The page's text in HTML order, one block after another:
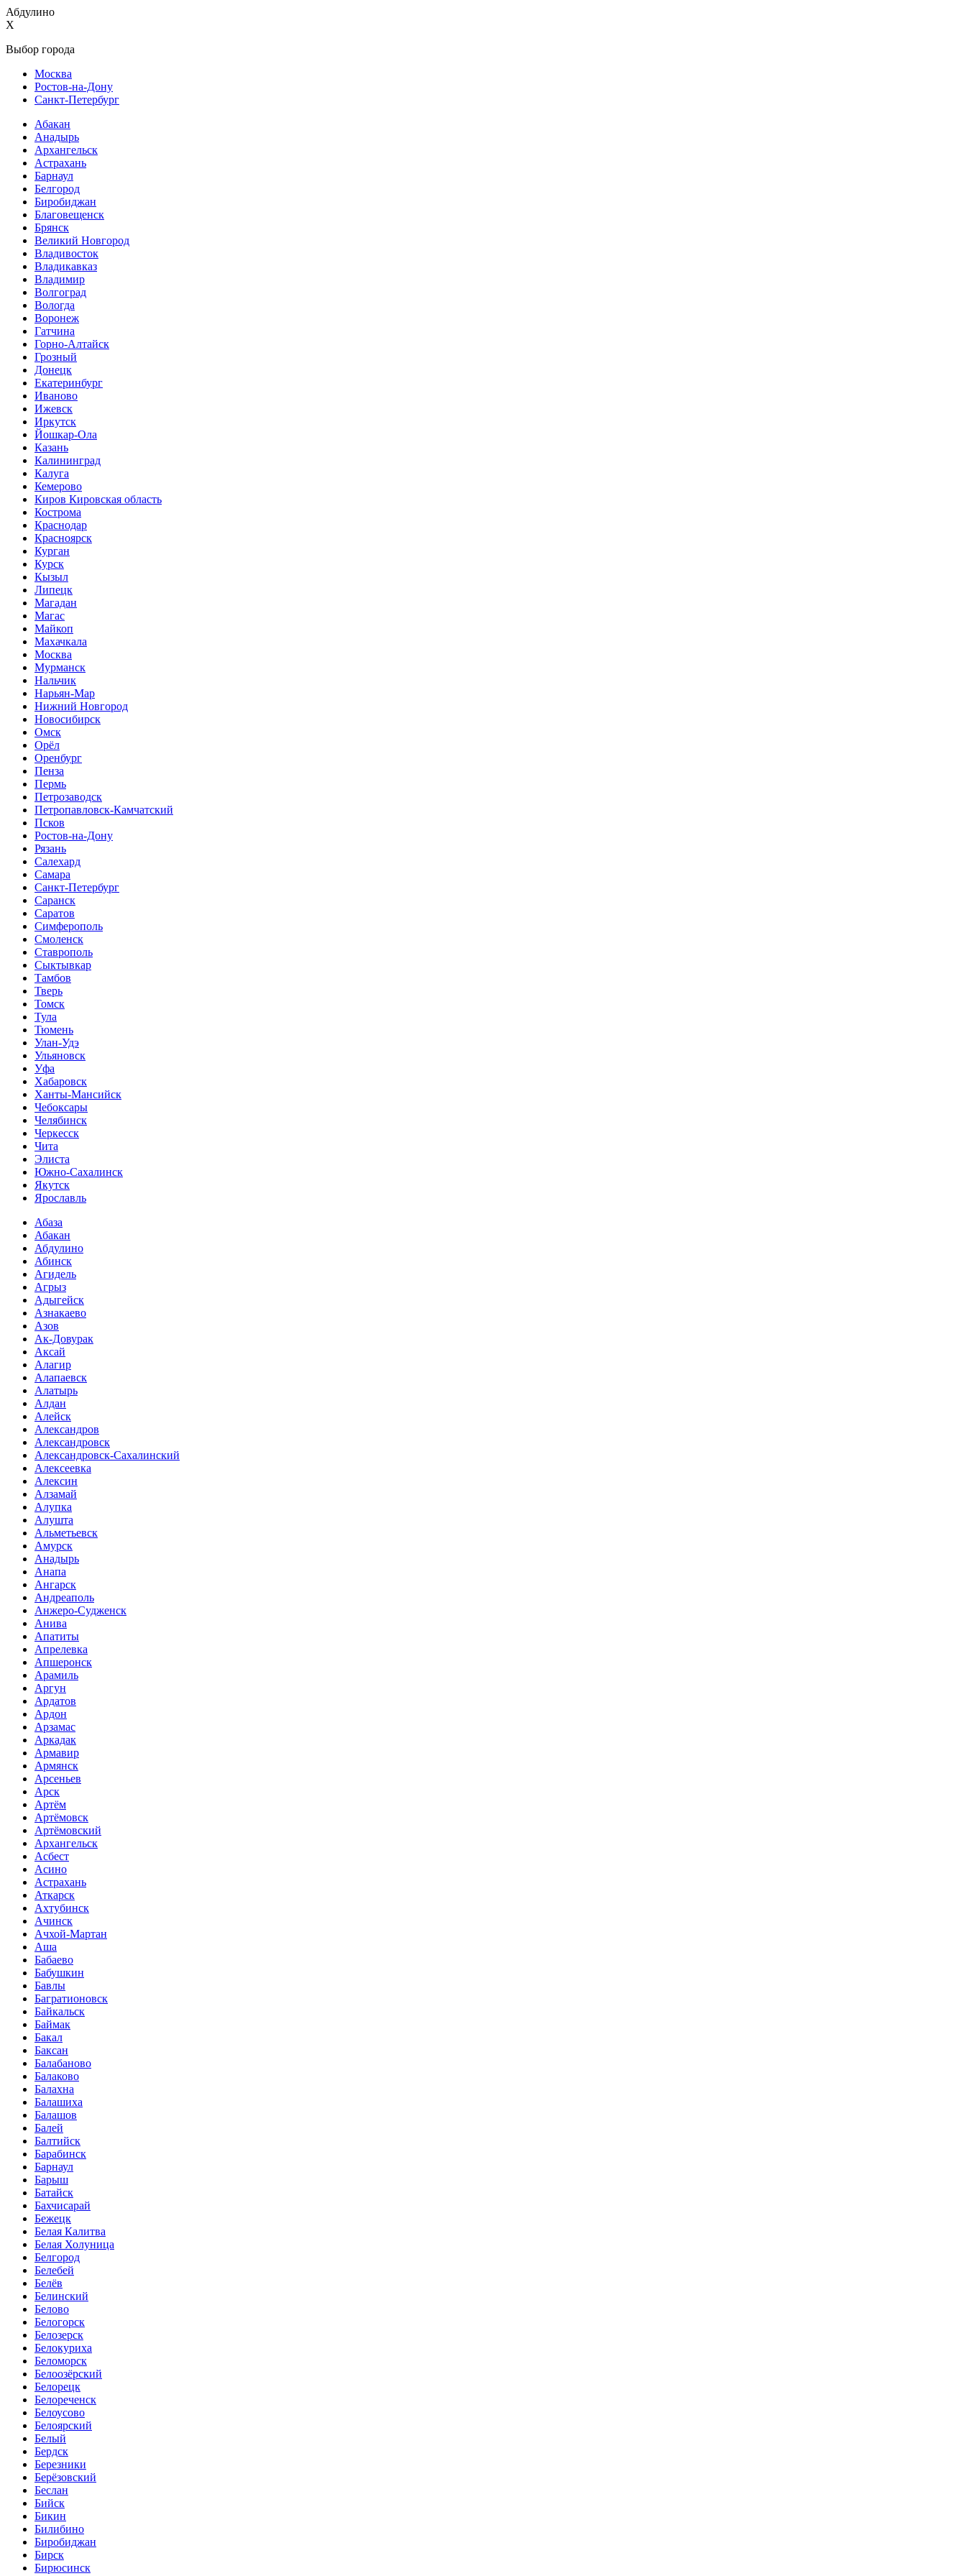
Абдулино
X
Выбор города
Москва
Ростов-на-Дону
Санкт-Петербург
Абакан
Анадырь
Архангельск
Астрахань
Барнаул
Белгород
Биробиджан
Благовещенск
Брянск
Великий Новгород
Владивосток
Владикавказ
Владимир
Волгоград
Вологда
Воронеж
Гатчина
Горно-Алтайск
Грозный
Донецк
Екатеринбург
Иваново
Ижевск
Иркутск
Йошкар-Ола
Казань
Калининград
Калуга
Кемерово
Киров Кировская область
Кострома
Краснодар
Красноярск
Курган
Курск
Кызыл
Липецк
Магадан
Магас
Майкоп
Махачкала
Москва
Мурманск
Нальчик
Нарьян-Мар
Нижний Новгород
Новосибирск
Омск
Орёл
Оренбург
Пенза
Пермь
Петрозаводск
Петропавловск-Камчатский
Псков
Ростов-на-Дону
Рязань
Салехард
Самара
Санкт-Петербург
Саранск
Саратов
Симферополь
Смоленск
Ставрополь
Сыктывкар
Тамбов
Тверь
Томск
Тула
Тюмень
Улан-Удэ
Ульяновск
Уфа
Хабаровск
Ханты-Мансийск
Чебоксары
Челябинск
Черкесск
Чита
Элиста
Южно-Сахалинск
Якутск
Ярославль
Абаза
Абакан
Абдулино
Абинск
Агидель
Агрыз
Адыгейск
Азнакаево
Азов
Ак-Довурак
Аксай
Алагир
Алапаевск
Алатырь
Алдан
Алейск
Александров
Александровск
Александровск-Сахалинский
Алексеевка
Алексин
Алзамай
Алупка
Алушта
Альметьевск
Амурск
Анадырь
Анапа
Ангарск
Андреаполь
Анжеро-Судженск
Анива
Апатиты
Апрелевка
Апшеронск
Арамиль
Аргун
Ардатов
Ардон
Арзамас
Аркадак
Армавир
Армянск
Арсеньев
Арск
Артём
Артёмовск
Артёмовский
Архангельск
Асбест
Асино
Астрахань
Аткарск
Ахтубинск
Ачинск
Ачхой-Мартан
Аша
Бабаево
Бабушкин
Бавлы
Багратионовск
Байкальск
Баймак
Бакал
Баксан
Балабаново
Балаково
Балахна
Балашиха
Балашов
Балей
Балтийск
Барабинск
Барнаул
Барыш
Батайск
Бахчисарай
Бежецк
Белая Калитва
Белая Холуница
Белгород
Белебей
Белёв
Белинский
Белово
Белогорск
Белозерск
Белокуриха
Беломорск
Белоозёрский
Белорецк
Белореченск
Белоусово
Белоярский
Белый
Бердск
Березники
Берёзовский
Беслан
Бийск
Бикин
Билибино
Биробиджан
Бирск
Бирюсинск